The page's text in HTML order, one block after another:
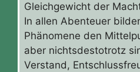
Gleichgewicht der
In allen Abenteuer
Phänomene den
aber nichtsdestotrotz
Verstand,